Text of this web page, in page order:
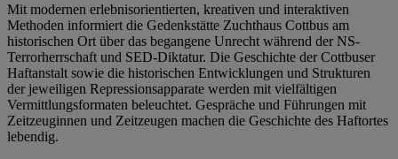
Mit modernen erlebnisorientierten, kreativen und interaktiven
Methoden informiert die Gedenkstätte Zuchthaus Cottbus am
historischen Ort über das begangene Unrecht während der NS-
Terrorherrschaft und SED-Diktatur. Die Geschichte der Cottbuser
Haftanstalt sowie die historischen Entwicklungen und Strukturen
der jeweiligen Repressionsapparate werden mit vielfältigen
Vermittlungsformaten beleuchtet. Gespräche und Führungen mit
Zeitzeuginnen und Zeitzeugen machen die Geschichte des Haftortes
lebendig.